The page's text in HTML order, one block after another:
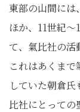
東部の山間には
ほか、11世紀
て、氣比社の活
これはあくま
していた朝倉
比社にとっての